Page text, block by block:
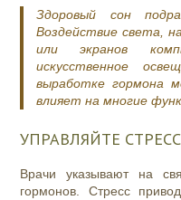
Здоровый сон
Воздействие света,
или экранов
искусственное
выработке гормона
влияет на многие
УПРАВЛЯЙТЕ
Врачи указывают на
гормонов. Стресс